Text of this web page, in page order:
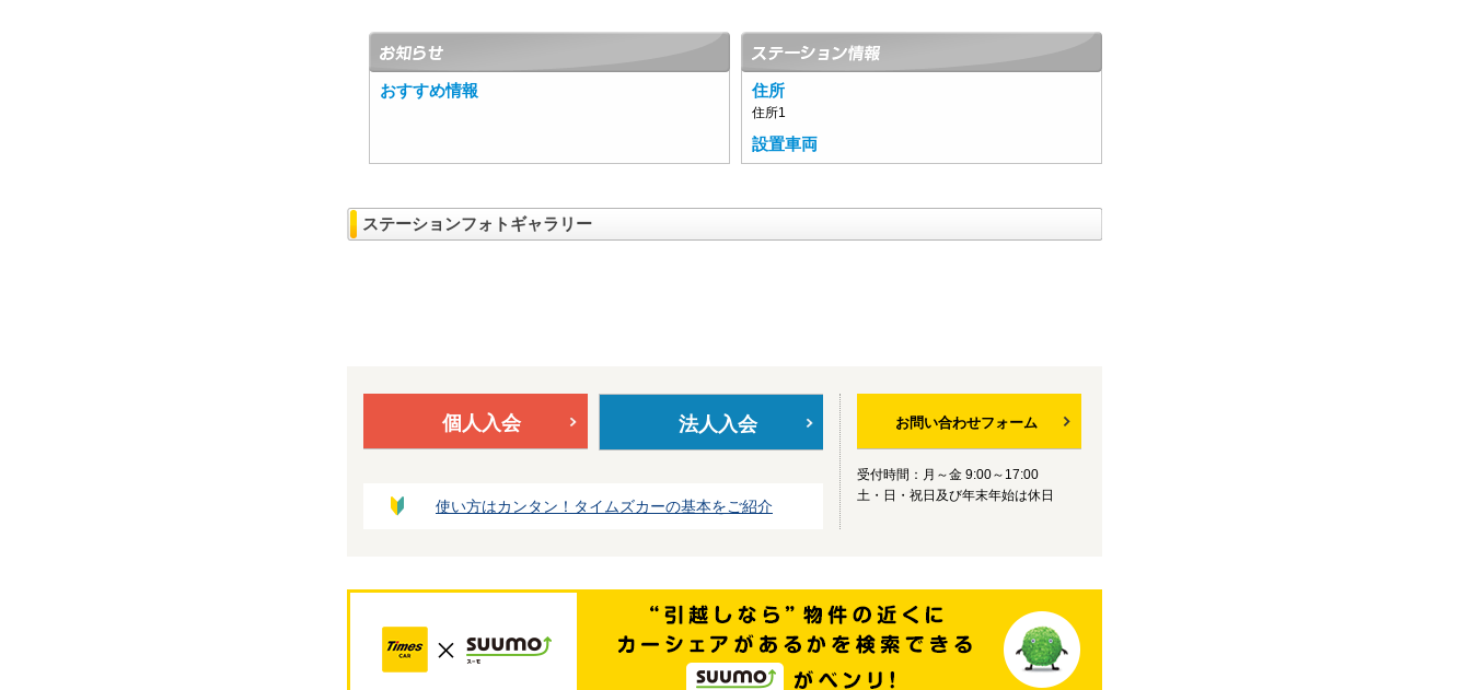
おすすめ情報 住所
住所1
設置車両
ステーションフォトギャラリー
個人入会 法人入会
使い方はカンタン！タイムズカーの基本をご紹介
お問い合わせフォーム
受付時間：月～金 9:00～17:00
土・日・祝日及び年末年始は休日